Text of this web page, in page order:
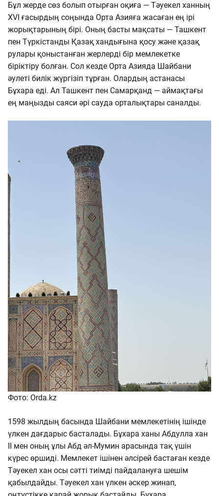
Бұл жерде сөз болып отырған оқиға — Тәуекел ханның
XVI ғасырдың соңында Орта Азияға жасаған ең ірі
жорықтарының бірі. Оның басты мақсаты — Ташкент
пен Түркістанды Қазақ хандығына қосу және қазақ
рулары қоныстанған жерлерді бір мемлекетке
біріктіру болған. Сол кезде Орта Азияда Шайбани
әулеті билік жүргізіп тұрған. Олардың астанасы
Бұхара еді. Ал Ташкент пен Самарқанд — аймақтағы
ең маңызды саяси әрі сауда орталықтары саналды.
Фото: Orda.kz
1598 жылдың басында Шайбани мемлекетінің ішінде
үлкен дағдарыс басталады. Бұхара ханы Абдулла хан
II мен оның ұлы Абд әл-Мумин арасында тақ үшін
күрес өршиді. Мемлекет ішінен әлсірей бастаған кезде
Тәуекел хан осы сәтті тиімді пайдалануға шешім
қабылдайды. Тәуекел хан үлкен әскер жинап,